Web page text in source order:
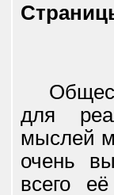
для
мыслей
очень
всего